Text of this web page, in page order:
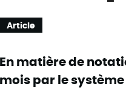
Article
En matière de
mois par le